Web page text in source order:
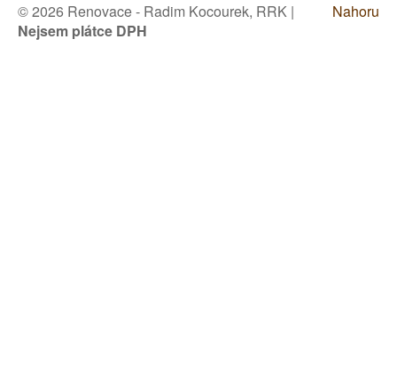
Nahoru
© 2026 Renovace - Radim Kocourek, RRK |
Nejsem plátce DPH